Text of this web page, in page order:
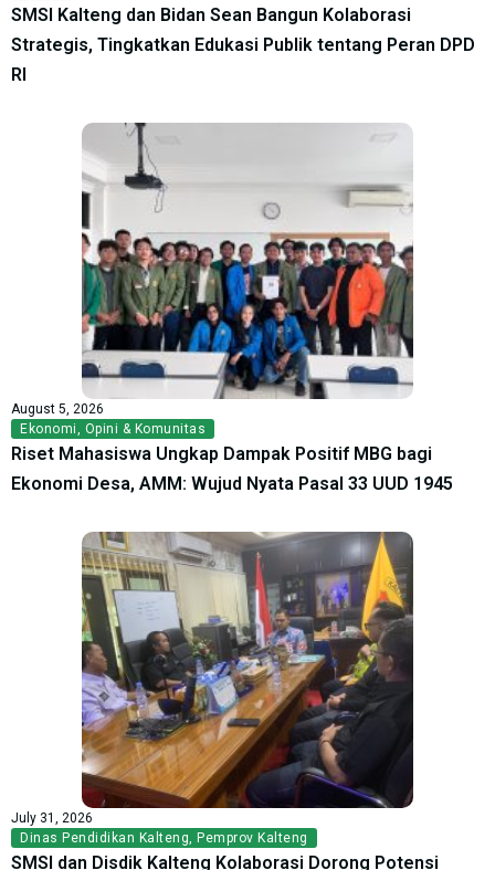
SMSI Kalteng dan Bidan Sean Bangun Kolaborasi
Strategis, Tingkatkan Edukasi Publik tentang Peran DPD
RI
August 5, 2026
Ekonomi, Opini & Komunitas
Riset Mahasiswa Ungkap Dampak Positif MBG bagi
Ekonomi Desa, AMM: Wujud Nyata Pasal 33 UUD 1945
July 31, 2026
Dinas Pendidikan Kalteng, Pemprov Kalteng
SMSI dan Disdik Kalteng Kolaborasi Dorong Potensi